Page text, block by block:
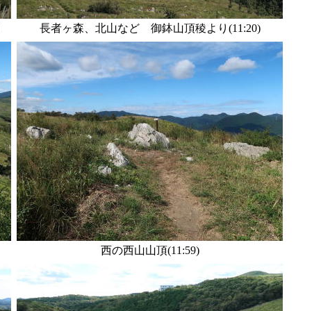
長者ヶ森、北山など 御鉢山頂稜より(11:20)
西の西山山頂(11:59)